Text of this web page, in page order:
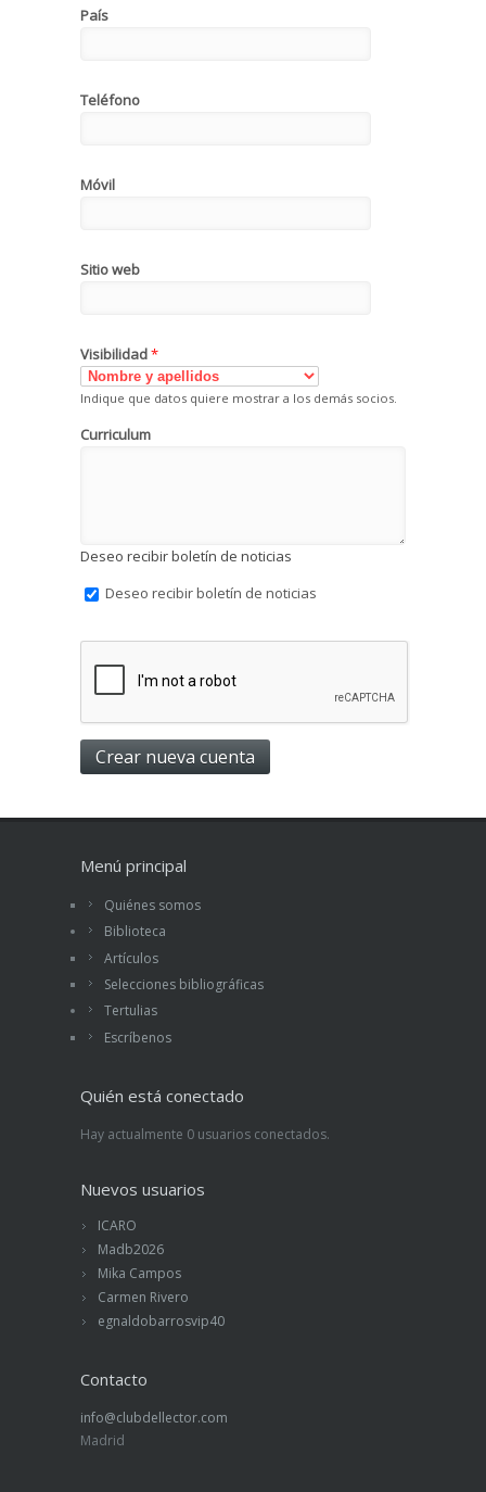
País
Teléfono
Móvil
Sitio web
Visibilidad*
Indique que datos quiere mostrar a los demás socios.
Curriculum
Deseo recibir boletín de noticias
Deseo recibir boletín de noticias
Menú principal
Quiénes somos
Biblioteca
Artículos
Selecciones bibliográficas
Tertulias
Escríbenos
Quién está conectado
Hay actualmente 0 usuarios conectados.
Nuevos usuarios
ICARO
Madb2026
Mika Campos
Carmen Rivero
egnaldobarrosvip40
Contacto
info@clubdellector.com
Madrid